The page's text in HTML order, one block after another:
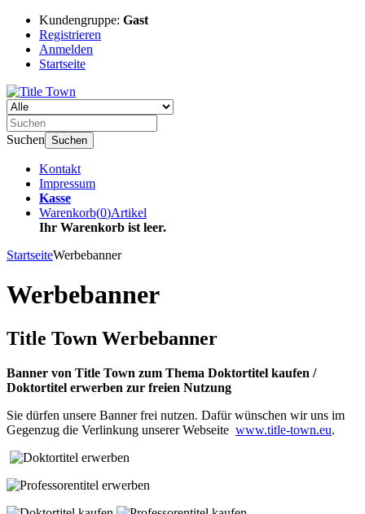
Kundengruppe: Gast
Registrieren
Anmelden
Startseite
Suchen Suchen
Kontakt
Impressum
Kasse
Warenkorb(0)Artikel
Ihr Warenkorb ist leer.
StartseiteWerbebanner
Werbebanner
Title Town Werbebanner
Banner von Title Town zum Thema Doktortitel kaufen /
Doktortitel erwerben zur freien Nutzung
Sie dürfen unsere Banner frei nutzen. Dafür wünschen wir uns im
Gegenzug die Verlinkung unserer Webseite www.title-town.eu.